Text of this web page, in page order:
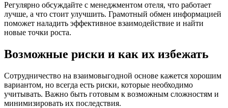
Регулярно обсуждайте с менеджментом отеля, что работает
лучше, а что стоит улучшить. Грамотный обмен информацией
поможет наладить эффективное взаимодействие и найти
новые точки роста.
Возможные риски и как их избежать
Сотрудничество на взаимовыгодной основе кажется хорошим
вариантом, но всегда есть риски, которые необходимо
учитывать. Важно быть готовым к возможным сложностям и
минимизировать их последствия.